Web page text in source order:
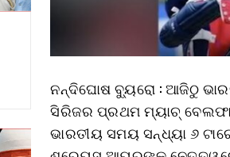
ନନ୍ଦିଘୋଷ ବ୍ୟୁରୋ : ଆଜିଠୁ
ସିରିଜର ପ୍ରଥମ ମ୍ୟାଚ୍
ଭାରତୀୟ ସମୟ ସନ୍ଧ୍ୟା ୬